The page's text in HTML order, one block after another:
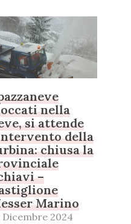
nella
si attende
della
chiusa la
–
Marino
Dicembre 2024